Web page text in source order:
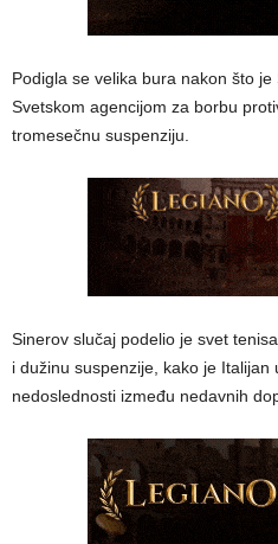
Podigla se velika bura nakon što
Svetskom agencijom za borbu
tromesečnu suspenziju.
Sinerov slučaj podelio je svet
i dužinu suspenzije, kako je
nedoslednosti između nedavnih